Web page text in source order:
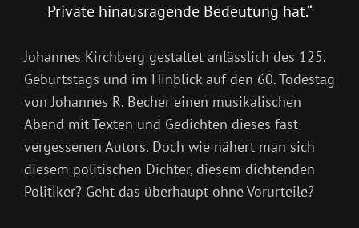
Private hinausragende Bedeutung hat.“
Johannes Kirchberg gestaltet anlässlich des 125.
Geburtstags und im Hinblick auf den 60. Todestag
von Johannes R. Becher einen musikalischen
Abend mit Texten und Gedichten dieses fast
vergessenen Autors. Doch wie nähert man sich
diesem politischen Dichter, diesem dichtenden
Politiker? Geht das überhaupt ohne Vorurteile?